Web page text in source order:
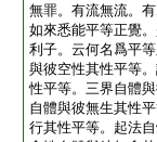
無罪。有流無流。
如來悉能平等正覺
利子。云何名爲平
與彼空性其性平等
性平等。三界自體
自體與彼無生其性
行其性平等。起法